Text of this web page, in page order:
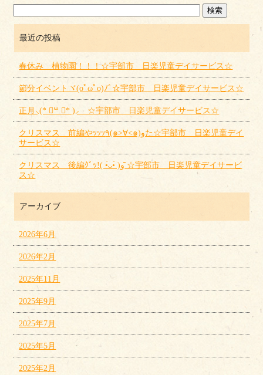
最近の投稿
春休み 植物園！！！☆宇部市 日楽児童デイサービス☆
節分イベントヾ(oﾟωﾟo)ﾉﾞ☆宇部市 日楽児童デイサービス☆
正月⸜(* ॑꒳ ॑* )⸝ ☆宇部市 日楽児童デイサービス☆
クリスマス 前編やｯｯｯ٩(๑>∀<๑)وた☆宇部市 日楽児童デイ
サービス☆
クリスマス 後編ｸﾞｯ!( •̀ᴗ•́ )و ̑̑☆宇部市 日楽児童デイサービ
ス☆
アーカイブ
2026年6月
2026年2月
2025年11月
2025年9月
2025年7月
2025年5月
2025年2月